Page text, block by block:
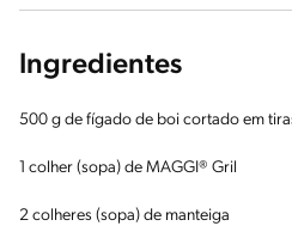
Ingredientes
500 g de fígado de boi cortado em
1 colher (sopa) de MAGGI® Gril
2 colheres (sopa) de manteiga